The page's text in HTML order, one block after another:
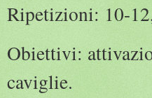
Ripetizioni: 10-
Obiettivi:
caviglie.